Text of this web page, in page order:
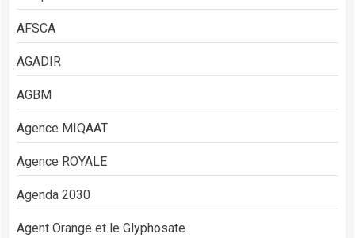
AFSCA
AGADIR
AGBM
Agence MIQAAT
Agence ROYALE
Agenda 2030
Agent Orange et le Glyphosate